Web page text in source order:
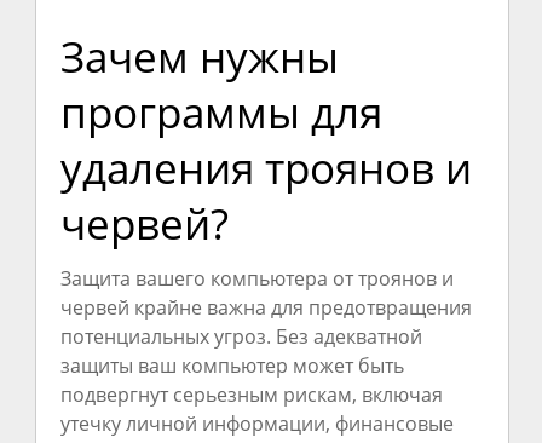
Зачем нужны
программы для
удаления троянов и
червей?
Защита вашего компьютера от троянов и
червей крайне важна для предотвращения
потенциальных угроз. Без адекватной
защиты ваш компьютер может быть
подвергнут серьезным рискам, включая
утечку личной информации, финансовые